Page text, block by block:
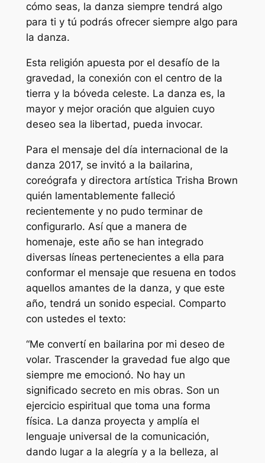
cómo seas, la danza siempre tendrá algo
para ti y tú podrás ofrecer siempre algo para
la danza.
Esta religión apuesta por el desafío de la
gravedad, la conexión con el centro de la
tierra y la bóveda celeste. La danza es, la
mayor y mejor oración que alguien cuyo
deseo sea la libertad, pueda invocar.
Para el mensaje del día internacional de la
danza 2017, se invitó a la bailarina,
coreógrafa y directora artística Trisha Brown
quién lamentablemente falleció
recientemente y no pudo terminar de
configurarlo. Así que a manera de
homenaje, este año se han integrado
diversas líneas pertenecientes a ella para
conformar el mensaje que resuena en todos
aquellos amantes de la danza, y que este
año, tendrá un sonido especial. Comparto
con ustedes el texto:
“Me convertí en bailarina por mi deseo de
volar. Trascender la gravedad fue algo que
siempre me emocionó. No hay un
significado secreto en mis obras. Son un
ejercicio espiritual que toma una forma
física. La danza proyecta y amplía el
lenguaje universal de la comunicación,
dando lugar a la alegría y a la belleza, al